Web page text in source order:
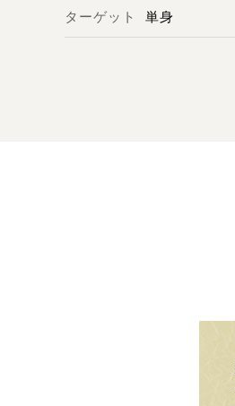
ターゲット 単身